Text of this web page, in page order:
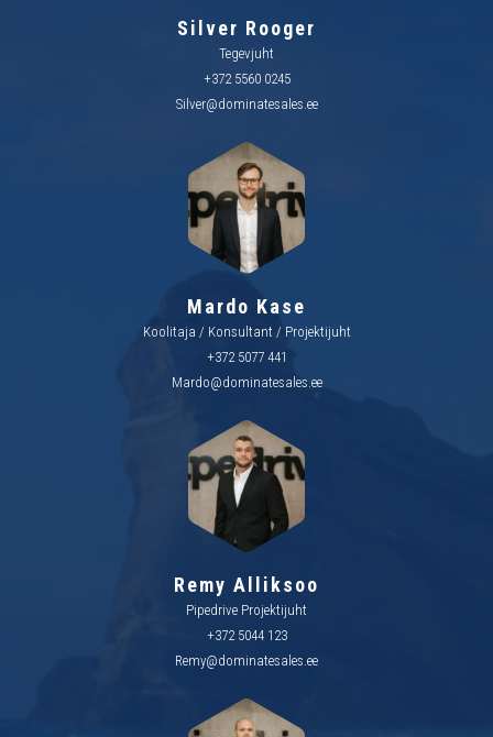
Silver Rooger
Tegevjuht
+372 5560 0245
Silver@dominatesales.ee
Mardo Kase
Koolitaja / Konsultant / Projektijuht
+372 5077 441
Mardo@dominatesales.ee
Remy Alliksoo
Pipedrive Projektijuht
+372 5044 123
Remy@dominatesales.ee